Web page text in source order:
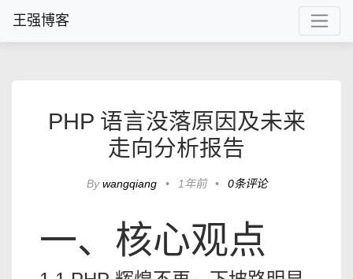
王强博客
PHP 语言没落原因及未来
走向分析报告
Bywangqiang • 1年前 • 0条评论
一、核心观点